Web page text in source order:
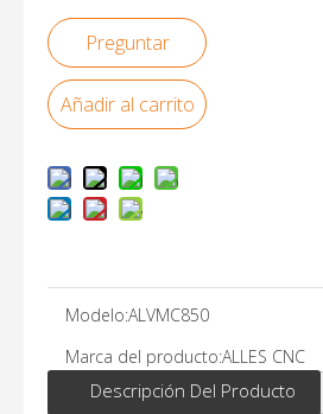
Preguntar
Añadir al carrito
Modelo:ALVMC850
Marca del producto:ALLES CNC
Descripción Del Producto